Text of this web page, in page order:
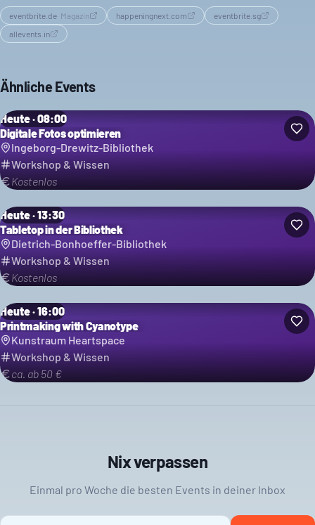
eventbrite.de· Magazin happeningnext.com
eventbrite.sg
allevents.in
Ähnliche Events
Heute · 08:00
Digitale Fotos optimieren
Ingeborg-Drewitz-Bibliothek
Workshop & Wissen
Kostenlos
Heute · 13:30
Tabletop in der Bibliothek
Dietrich-Bonhoeffer-Bibliothek
Workshop & Wissen
Kostenlos
Heute · 16:00
Printmaking with Cyanotype
Kunstraum Heartspace
Workshop & Wissen
ca. ab 50 €
Nix verpassen
Einmal pro Woche die besten Events in deiner Inbox